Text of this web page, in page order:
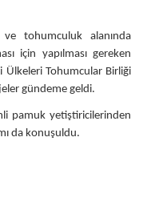
tohumculuk alanında
için yapılması gereken
Ülkeleri Tohumcular Birliği
gündeme geldi.
pamuk yetiştiricilerinden
da konuşuldu.